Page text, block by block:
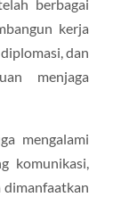
berbagai
kerja
dan
menjaga
mengalami
komunikasi,
dimanfaatkan